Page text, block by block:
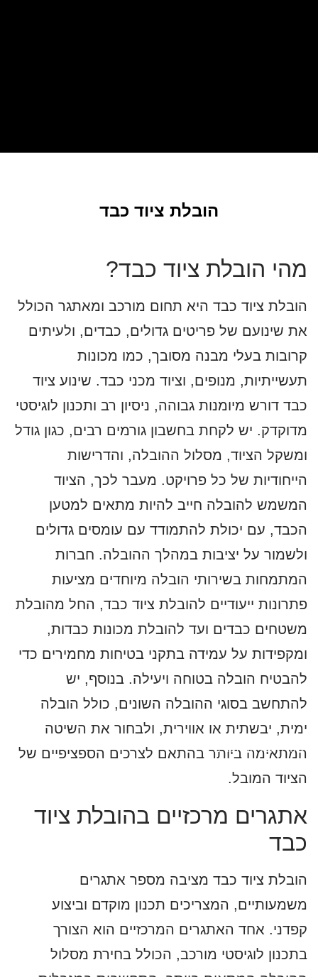
לחזרה לכל המאמרים
הובלת ציוד כבד
מהי הובלת ציוד כבד?
הובלת ציוד כבד היא תחום מורכב ומאתגר הכולל
את שינועם של פריטים גדולים, כבדים, ולעיתים
קרובות בעלי מבנה מסובך, כמו מכונות
תעשייתיות, מנופים, וציוד מכני כבד. שינוע ציוד
כבד דורש מיומנות גבוהה, ניסיון רב ותכנון לוגיסטי
מדוקדק. יש לקחת בחשבון גורמים רבים, כגון גודל
ומשקל הציוד, מסלול ההובלה, והדרישות
הייחודיות של כל פרויקט. מעבר לכך, הציוד
המשמש להובלה חייב להיות מתאים למטען
הכבד, עם יכולת להתמודד עם עומסים גדולים
ולשמור על יציבות במהלך ההובלה. חברות
המתמחות בשירותי הובלה מיוחדים מציעות
פתרונות ייעודיים להובלת ציוד כבד, החל מהובלת
משטחים כבדים ועד להובלת מכונות כבדות,
ומקפידות על עמידה בתקני בטיחות מחמירים כדי
להבטיח הובלה בטוחה ויעילה. בנוסף, יש
להתחשב בסוגי ההובלה השונים, כולל הובלה
ימית, יבשתית או אווירית, ולבחור את השיטה
המתאימה ביותר בהתאם לצרכים הספציפיים של
הציוד המובל.
אתגרים מרכזיים בהובלת ציוד
כבד
הובלת ציוד כבד מציבה מספר אתגרים
משמעותיים, המצריכים תכנון מוקדם וביצוע
קפדני. אחד האתגרים המרכזיים הוא הצורך
בתכנון לוגיסטי מורכב, הכולל בחירת מסלול